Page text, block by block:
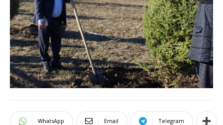
WhatsApp Email Telegram